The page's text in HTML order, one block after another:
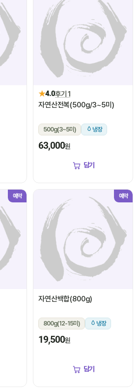
★4.0후기 1
자연산전복(500g/3~5미)
500g(3~5미) 냉장
63,000원
담기
예약 예약
자연산백합(800g)
800g(12-15미) 냉장
19,500원
담기